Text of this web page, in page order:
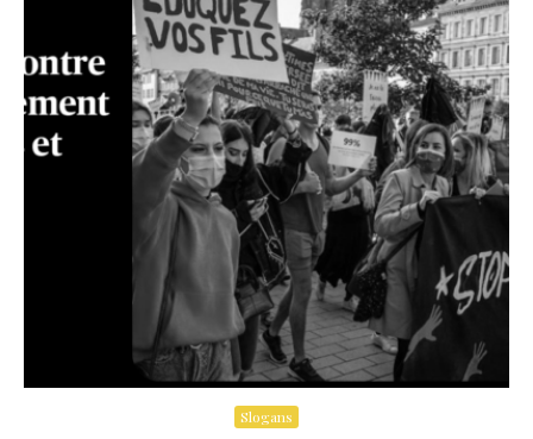
Slogans